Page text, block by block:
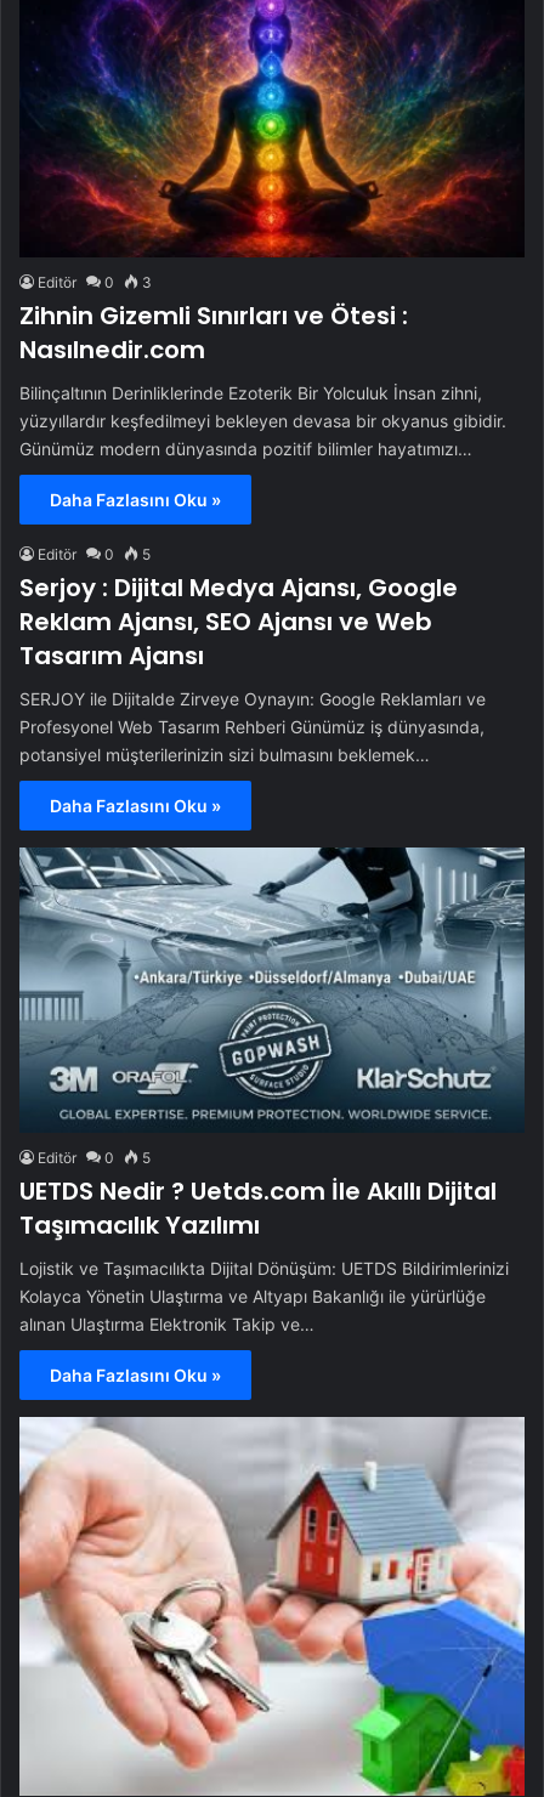
Editör 0 3
Zihnin Gizemli Sınırları ve Ötesi :
Nasılnedir.com
Bilinçaltının Derinliklerinde Ezoterik Bir Yolculuk İnsan zihni,
yüzyıllardır keşfedilmeyi bekleyen devasa bir okyanus gibidir.
Günümüz modern dünyasında pozitif bilimler hayatımızı…
Daha Fazlasını Oku »
Editör 0 5
Serjoy : Dijital Medya Ajansı, Google
Reklam Ajansı, SEO Ajansı ve Web
Tasarım Ajansı
SERJOY ile Dijitalde Zirveye Oynayın: Google Reklamları ve
Profesyonel Web Tasarım Rehberi Günümüz iş dünyasında,
potansiyel müşterilerinizin sizi bulmasını beklemek…
Daha Fazlasını Oku »
Editör 0 5
UETDS Nedir ? Uetds.com İle Akıllı Dijital
Taşımacılık Yazılımı
Lojistik ve Taşımacılıkta Dijital Dönüşüm: UETDS Bildirimlerinizi
Kolayca Yönetin Ulaştırma ve Altyapı Bakanlığı ile yürürlüğe
alınan Ulaştırma Elektronik Takip ve…
Daha Fazlasını Oku »